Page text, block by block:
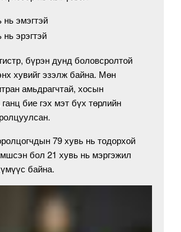
нь эмэгтэй
нь эрэгтэй
бүрэн дунд боловсролтой
хувийг эзэлж байна. Мөн
амьдрагчтай, хосын
бие гэх мэт бүх төрлийн
79 хувь нь тодорхой
бол 21 хувь нь мэргэжил
байна.